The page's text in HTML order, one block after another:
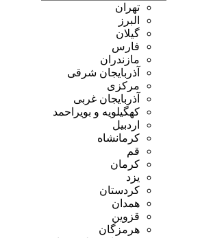
تهران
البرز
گیلان
فارس
مازندران
آذربایجان شرقی
مرکزی
آذربایجان غربی
کهگیلویه و بویراحمد
اردبیل
کرمانشاه
قم
کرمان
یزد
کردستان
همدان
قزوین
هرمزگان